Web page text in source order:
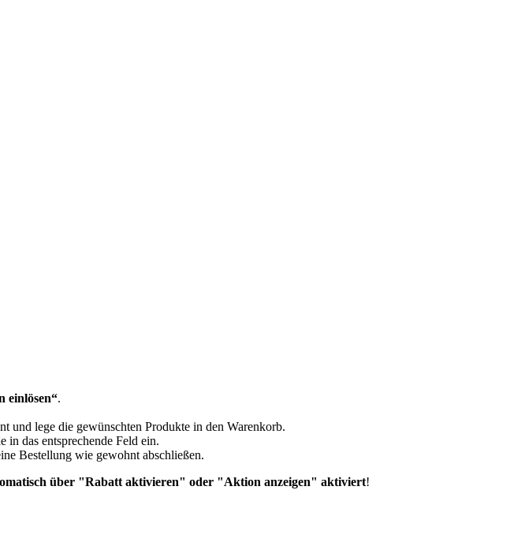
einlösen“.
lege die gewünschten Produkte in den Warenkorb.
in das entsprechende Feld ein.
Bestellung wie gewohnt abschließen.
über "Rabatt aktivieren" oder "Aktion anzeigen" aktiviert!